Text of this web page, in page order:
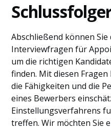
Abschließend können
Interviewfragen für
um die richtigen
finden. Mit diesen
die Fähigkeiten und die
eines Bewerbers
Einstellungsverfahrens
treffen. Wir möchten Sie